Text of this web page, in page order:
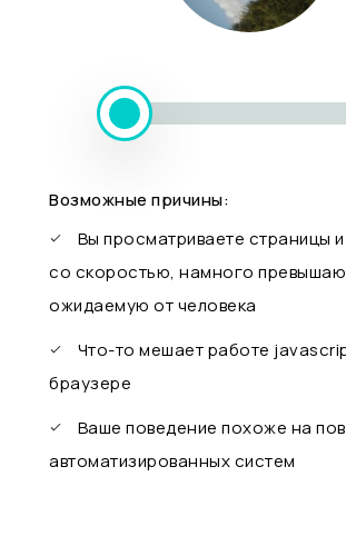
Возможные причины:
Вы просматриваете страницы и
со скоростью, намного
ожидаемую от человека
Что-то мешает работе
браузере
Ваше поведение похоже на
автоматизированных систем